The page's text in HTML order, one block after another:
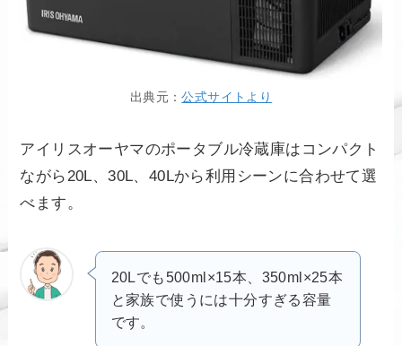
出典元：公式サイトより
アイリスオーヤマのポータブル冷蔵庫はコンパクト
ながら20L、30L、40Lから利用シーンに合わせて選
べます。
20Lでも500ml×15本、350ml×25本
と家族で使うには十分すぎる容量
です。